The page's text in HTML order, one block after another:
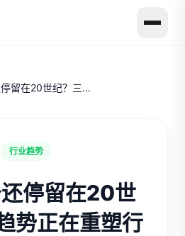
你的业务还停留在20世纪？三种趋势正在重塑行业格局
行业趋势
停留在20世
势正在重塑行